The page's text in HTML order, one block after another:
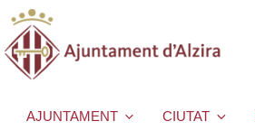
AJUNTAMENT CIUTAT